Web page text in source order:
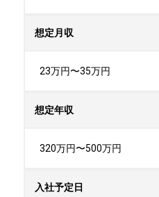
想定月収
23万円〜35万円
想定年収
320万円〜500万円
入社予定日